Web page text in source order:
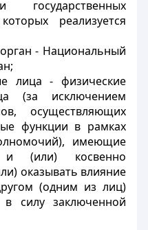
государственных
реализуется
- Национальный
лица - физические
(за исключением
осуществляющих
функции в рамках
имеющие
и (или) косвенно
оказывать влияние
(одним из лиц)
силу заключенной